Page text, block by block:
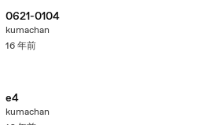
0621-0104
kumachan
16 年前
e4
kumachan